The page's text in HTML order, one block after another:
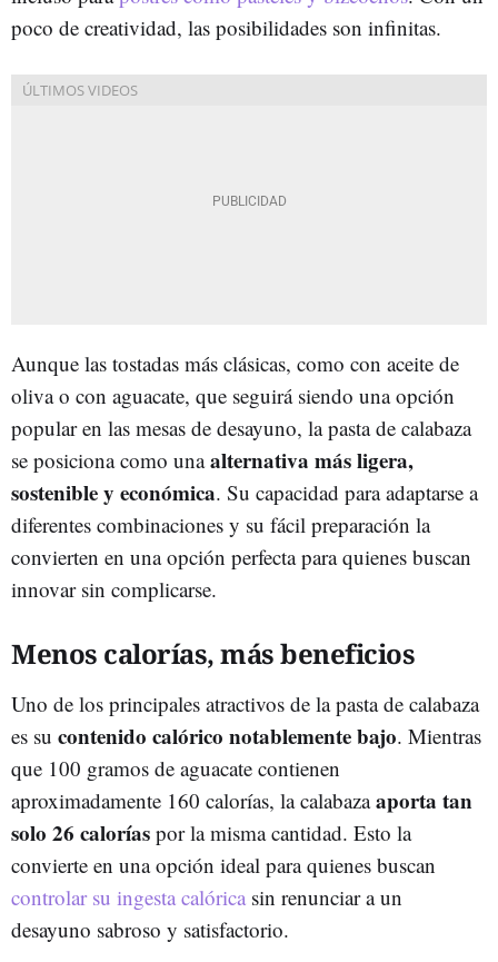
poco de creatividad, las posibilidades son infinitas.
Aunque las tostadas más clásicas, como con aceite de
oliva o con aguacate, que seguirá siendo una opción
popular en las mesas de desayuno, la pasta de calabaza
se posiciona como unaalternativa más ligera,
sostenible y económica. Su capacidad para adaptarse a
diferentes combinaciones y su fácil preparación la
convierten en una opción perfecta para quienes buscan
innovar sin complicarse.
Menos calorías, más beneficios
Uno de los principales atractivos de la pasta de calabaza
es su contenido calórico notablemente bajo. Mientras
que 100 gramos de aguacate contienen
aproximadamente 160 calorías, la calabazaaporta tan
solo 26 calorías por la misma cantidad. Esto la
convierte en una opción ideal para quienes buscan
controlar su ingesta calórica sin renunciar a un
desayuno sabroso y satisfactorio.